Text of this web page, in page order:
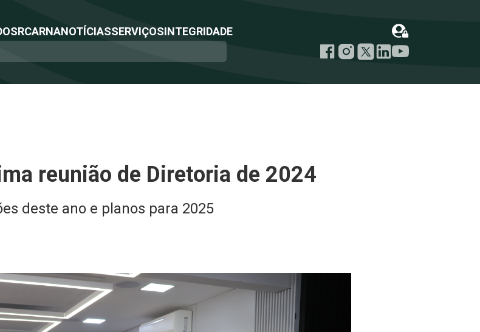
RCARNANOTÍCIASSERVIÇOSINTEGRIDADE
reunião de Diretoria de 2024
deste ano e planos para 2025